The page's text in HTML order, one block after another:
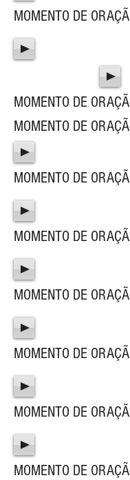
MOMENTO DE
MOMENTO DE
MOMENTO DE
MOMENTO DE
MOMENTO DE
MOMENTO DE
MOMENTO DE
MOMENTO DE
MOMENTO DE